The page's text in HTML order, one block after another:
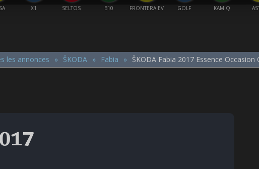
X1 SELTOS B10 FRONTERA EV GOLF KAMIQ
les annonces ŠKODA Fabia ŠKODA Fabia 2017 Essence